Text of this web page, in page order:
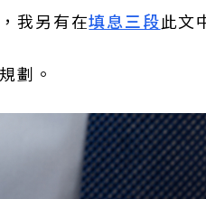
我另有在填息三段此文
劃。